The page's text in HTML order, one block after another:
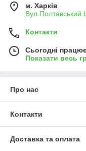
м. Харків
Вул.Полтавський
Контакти
Сьогодні
Показати весь
Про нас
Контакти
Доставка та оплата